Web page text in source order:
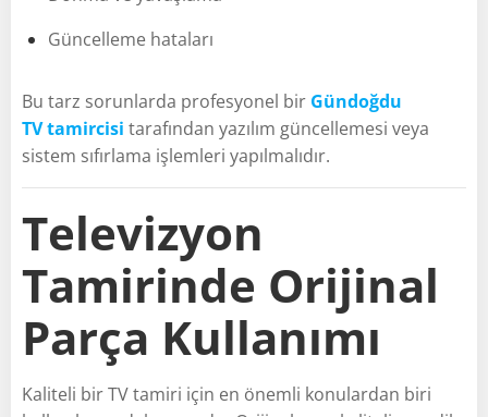
Güncelleme hataları
Bu tarz sorunlarda profesyonel bir Gündoğdu
TV tamircisi tarafından yazılım güncellemesi veya
sistem sıfırlama işlemleri yapılmalıdır.
Televizyon
Tamirinde Orijinal
Parça Kullanımı
Kaliteli bir TV tamiri için en önemli konulardan biri